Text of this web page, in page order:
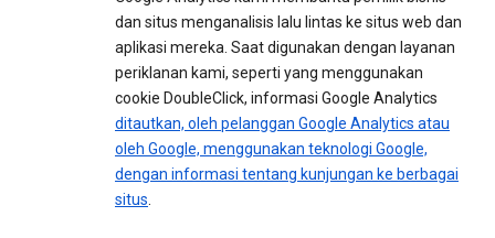
dan situs menganalisis lalu lintas ke situs web dan
aplikasi mereka. Saat digunakan dengan layanan
periklanan kami, seperti yang menggunakan
cookie DoubleClick, informasi Google Analytics
ditautkan, oleh pelanggan Google Analytics atau
oleh Google, menggunakan teknologi Google,
dengan informasi tentang kunjungan ke berbagai
situs.